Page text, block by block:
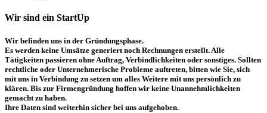
Wir sind ein StartUp
Wir befinden uns in der Gründungsphase.
Es werden keine Umsätze generiert noch Rechnungen erstellt. Alle
Tätigkeiten passieren ohne Auftrag, Verbindlichkeiten oder sonstiges. Sollten
rechtliche oder Unternehmerische Probleme auftreten, bitten wie Sie, sich
mit uns in Verbindung zu setzen um alles Weitere mit uns persönlich zu
klären. Bis zur Firmengründung hoffen wir keine Unannehmlichkeiten
gemacht zu haben.
Ihre Daten sind weiterhin sicher bei uns aufgehoben.